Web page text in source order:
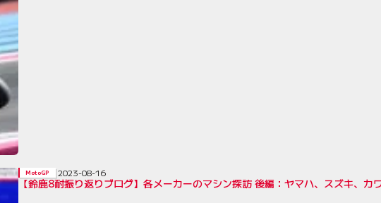
【鈴鹿8耐振り返りブログ】各メーカーのマシン探訪 後編：ヤマハ、スズキ、カ
MotoGP 2023-08-16